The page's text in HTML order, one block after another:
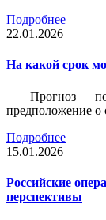
Подробнее
22.01.2026
На какой срок
Прогноз
предположение о
Подробнее
15.01.2026
Российские
перспективы